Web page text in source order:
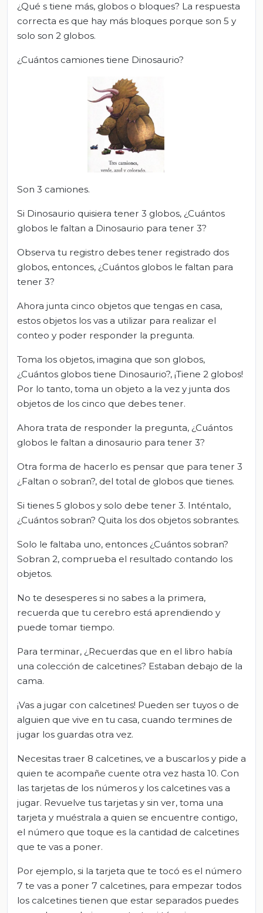
¿Qué s tiene más, globos o bloques? La respuesta
correcta es que hay más bloques porque son 5 y
solo son 2 globos.
¿Cuántos camiones tiene Dinosaurio?
Son 3 camiones.
Si Dinosaurio quisiera tener 3 globos, ¿Cuántos
globos le faltan a Dinosaurio para tener 3?
Observa tu registro debes tener registrado dos
globos, entonces, ¿Cuántos globos le faltan para
tener 3?
Ahora junta cinco objetos que tengas en casa,
estos objetos los vas a utilizar para realizar el
conteo y poder responder la pregunta.
Toma los objetos, imagina que son globos,
¿Cuántos globos tiene Dinosaurio?, ¡Tiene 2 globos!
Por lo tanto, toma un objeto a la vez y junta dos
objetos de los cinco que debes tener.
Ahora trata de responder la pregunta, ¿Cuántos
globos le faltan a dinosaurio para tener 3?
Otra forma de hacerlo es pensar que para tener 3
¿Faltan o sobran?, del total de globos que tienes.
Si tienes 5 globos y solo debe tener 3. Inténtalo,
¿Cuántos sobran? Quita los dos objetos sobrantes.
Solo le faltaba uno, entonces ¿Cuántos sobran?
Sobran 2, comprueba el resultado contando los
objetos.
No te desesperes si no sabes a la primera,
recuerda que tu cerebro está aprendiendo y
puede tomar tiempo.
Para terminar, ¿Recuerdas que en el libro había
una colección de calcetines? Estaban debajo de la
cama.
¡Vas a jugar con calcetines! Pueden ser tuyos o de
alguien que vive en tu casa, cuando termines de
jugar los guardas otra vez.
Necesitas traer 8 calcetines, ve a buscarlos y pide a
quien te acompañe cuente otra vez hasta 10. Con
las tarjetas de los números y los calcetines vas a
jugar. Revuelve tus tarjetas y sin ver, toma una
tarjeta y muéstrala a quien se encuentre contigo,
el número que toque es la cantidad de calcetines
que te vas a poner.
Por ejemplo, si la tarjeta que te tocó es el número
7 te vas a poner 7 calcetines, para empezar todos
los calcetines tienen que estar separados puedes